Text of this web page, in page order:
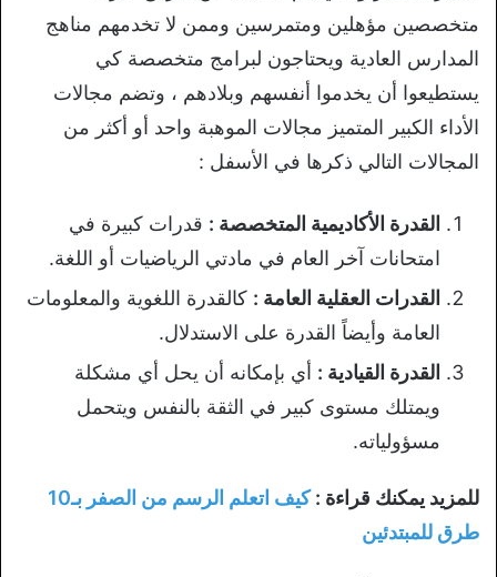
متخصصين مؤهلين ومتمرسين وممن لا تخدمهم مناهج
المدارس العادية ويحتاجون لبرامج متخصصة كي
يستطيعوا أن يخدموا أنفسهم وبلادهم ، وتضم مجالات
الأداء الكبير المتميز مجالات الموهبة واحد أو أكثر من
المجالات التالي ذكرها في الأسفل :
القدرة الأكاديمية المتخصصة : قدرات كبيرة في
امتحانات آخر العام في مادتي الرياضيات أو اللغة.
القدرات العقلية العامة : كالقدرة اللغوية والمعلومات
العامة وأيضاً القدرة على الاستدلال.
القدرة القيادية : أي بإمكانه أن يحل أي مشكلة
ويمتلك مستوى كبير في الثقة بالنفس ويتحمل
مسؤولياته.
للمزيد يمكنك قراءة :
كيف اتعلم الرسم من الصفر بـ10
طرق للمبتدئين